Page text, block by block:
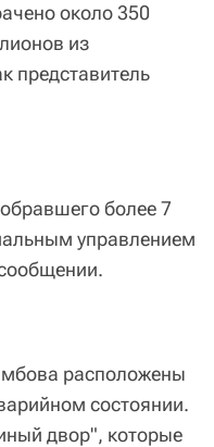
около 350
из
представитель
более 7
управлением
расположены
состоянии.
двор", которые